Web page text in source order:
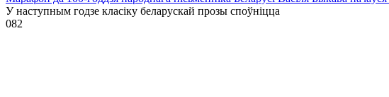
У наступным годзе класіку беларускай прозы споўніцца
082